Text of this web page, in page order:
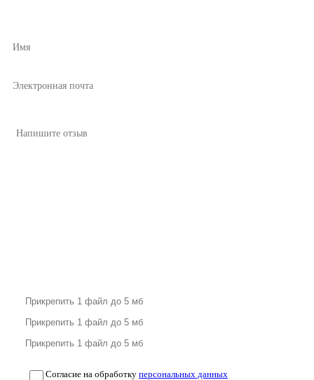
Согласие на обработку персональных данных